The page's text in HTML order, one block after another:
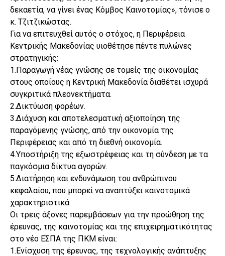
δεκαετία, να γίνει ένας Κόμβος Καινοτομίας», τόνισε ο
κ. Τζιτζικώστας.
Για να επιτευχθεί αυτός ο στόχος, η Περιφέρεια
Κεντρικής Μακεδονίας υιοθέτησε πέντε πυλώνες
στρατηγικής:
1.Παραγωγή νέας γνώσης σε τομείς της οικονομίας
στους οποίους η Κεντρική Μακεδονία διαθέτει ισχυρά
συγκριτικά πλεονεκτήματα.
2.Δικτύωση φορέων.
3.Διάχυση και αποτελεσματική αξιοποίηση της
παραγόμενης γνώσης, από την οικονομία της
Περιφέρειας και από τη διεθνή οικονομία.
4.Υποστήριξη της εξωστρέφειας και τη σύνδεση με τα
παγκόσμια δίκτυα αγορών.
5.Διατήρηση και ενδυνάμωση του ανθρώπινου
κεφαλαίου, που μπορεί να αναπτύξει καινοτομικά
χαρακτηριστικά.
Οι τρεις άξονες παρεμβάσεων για την προώθηση της
έρευνας, της καινοτομίας και της επιχειρηματικότητας
στο νέο ΕΣΠΑ της ΠΚΜ είναι:
1.Ενίσχυση της έρευνας, της τεχνολογικής ανάπτυξης